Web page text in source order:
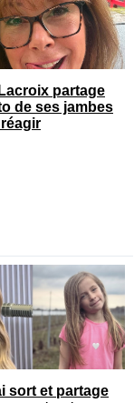
partage
de ses jambes
sort et partage